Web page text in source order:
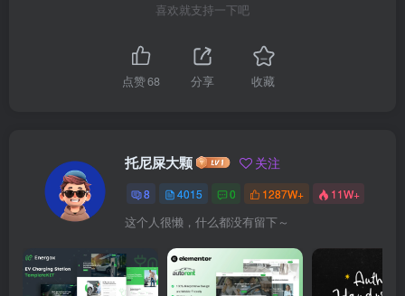
喜欢就支持一下吧
点赞68 分享 收藏
托尼屎大颗 关注
8 4015 0 1287W+ 11W+
这个人很懒，什么都没有留下～